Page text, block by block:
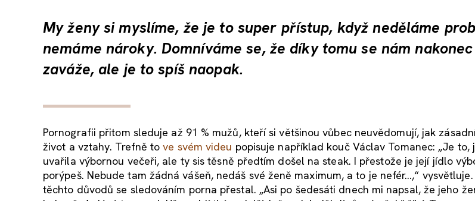
My ženy si myslíme, že je to super přístup, když neděláme
nemáme nároky. Domníváme se, že díky tomu se nám
zaváže, ale je to spíš naopak.
Pornografii přitom sleduje až 91 % mužů, kteří si většinou vůbec neuvědomují, jak
život a vztahy. Trefně tove svém videu popisuje například kouč Václav Tomanec: „Je to,
uvařila výbornou večeři, ale ty sis těsně předtím došel na steak. I přestože je její jídlo
porýpeš. Nebude tam žádná vášeň, nedáš své ženě maximum, a to je nefér…,“
těchto důvodů se sledováním porna přestal. „Asi po šedesáti dnech mi napsal, že jeho